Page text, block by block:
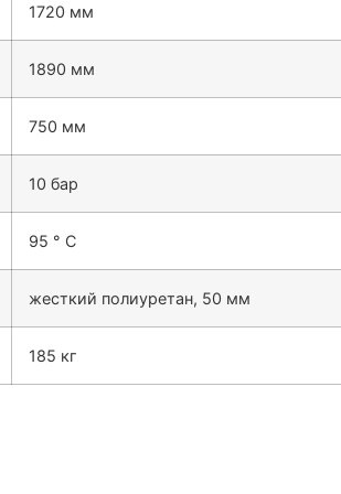
1720 мм
1890 мм
750 мм
10 бар
95 ° С
жесткий полиуретан, 50 мм
185 кг